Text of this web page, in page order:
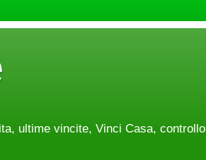
ultime vincite, Vinci Casa, controllo